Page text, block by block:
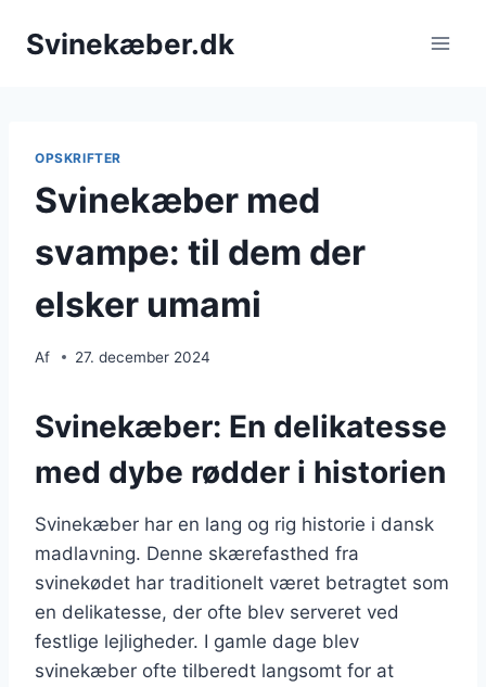
Svinekæber.dk
OPSKRIFTER
Svinekæber med
svampe: til dem der
elsker umami
Af 27. december 2024
Svinekæber: En delikatesse
med dybe rødder i historien
Svinekæber har en lang og rig historie i dansk
madlavning. Denne skærefasthed fra
svinekødet har traditionelt været betragtet som
en delikatesse, der ofte blev serveret ved
festlige lejligheder. I gamle dage blev
svinekæber ofte tilberedt langsomt for at